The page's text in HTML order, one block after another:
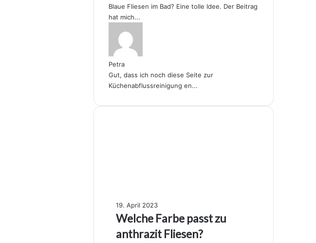
Blaue Fliesen im Bad? Eine tolle Idee. Der Beitrag
hat mich...
Petra
Gut, dass ich noch diese Seite zur
Küchenabflussreinigung en...
W
e
c
19. April 2023
Welche Farbe passt zu
anthrazit Fliesen?